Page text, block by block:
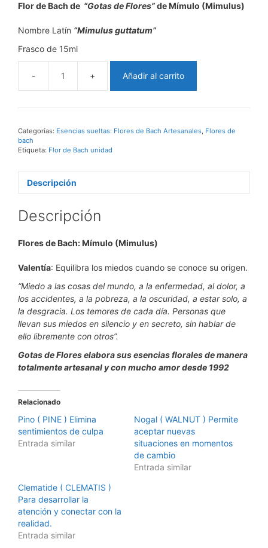
original
16,00€.
actual
14,00€.
Flor de Bach de “Gotas de Flores”deMímulo (Mimulus)
Nombre Latín “Mimulus guttatum”
Frasco de 15ml
Mímulo
(MIMULUS)
Para
Valiente
Añadir al carrito
Categorías: Esencias sueltas: Flores de Bach Artesanales Flores de
bach
Etiqueta: Flor de Bach unidad
Descripción
Descripción
Flores de Bach: Mímulo (Mimulus)
Valentía: Equilibra los miedos cuando se conoce su origen.
“Miedo a las cosas del mundo, a la enfermedad, al dolor, a
los accidentes, a la pobreza, a la oscuridad, a estar solo, a
la desgracia. Los temores de cada día. Personas que
llevan sus miedos en silencio y en secreto, sin hablar de
ello libremente con otros”.
Gotas de Flores elabora sus esencias florales de manera
totalmente artesanal y con mucho amor desde 1992
Relacionado
Pino ( PINE ) Elimina
sentimientos de culpa
Entrada similar
Nogal ( WALNUT ) Permite
aceptar nuevas
situaciones en momentos
de cambio
Entrada similar
Clematide ( CLEMATIS )
Para desarrollar la
atención y conectar con la
realidad.
Entrada similar